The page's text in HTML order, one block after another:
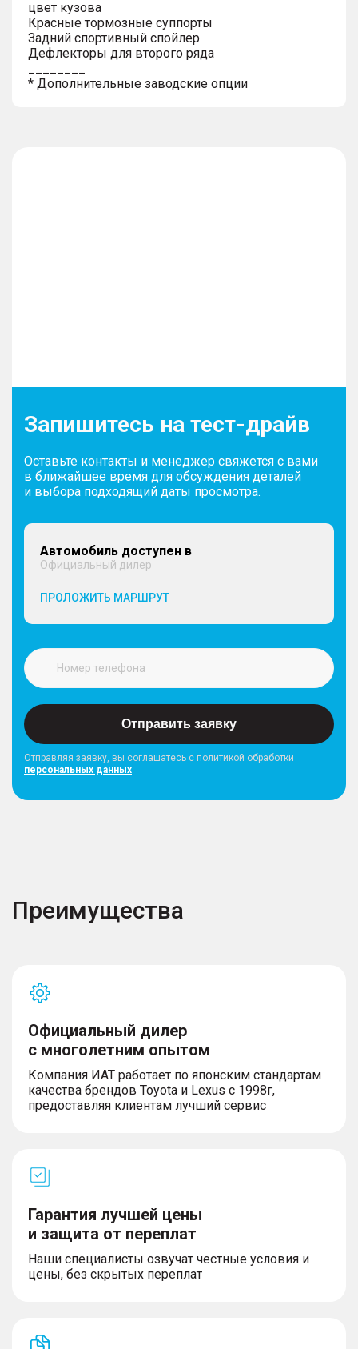
цвет кузова
Красные тормозные суппорты
Задний спортивный спойлер
Дефлекторы для второго ряда
* Дополнительные заводские опции
Запишитесь на тест-драйв
Оставьте контакты и менеджер свяжется с вами
в ближайшее время для обсуждения деталей
и выбора подходящий даты просмотра.
Автомобиль доступен в
Официальный дилер
ПРОЛОЖИТЬ МАРШРУТ
Отправить заявку
Отправляя заявку, вы соглашатесь с политикой обработки
персональных данных
Преимущества
Официальный дилер
с многолетним опытом
Компания ИАТ работает по японским стандартам
качества брендов Toyota и Lexus с 1998г,
предоставляя клиентам лучший сервис
Гарантия лучшей цены
и защита от переплат
Наши специалисты озвучат честные условия и
цены, без скрытых переплат